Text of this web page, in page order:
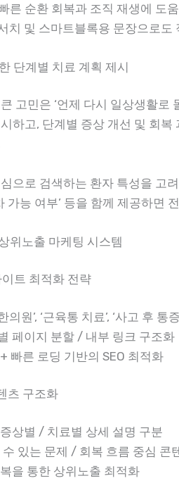
른 순환 회복과 조직 재생에 도
치 및 스마트블록용 문장으로도
단계별 치료 계획 제시
고민은 ‘언제 다시 일상생활로
하고, 단계별 증상 개선 및 회
으로 검색하는 환자 특성을 고
가능 여부’ 등을 함께 제공하면
위노출 마케팅 시스템
트 최적화 전략
의원’, ‘근육통 치료’, ‘사고 후 통
페이지 분할 / 내부 링크 구조화
빠른 로딩 기반의 SEO 최적화
츠 구조화
상별 / 치료별 상세 설명 구분
있는 문제 / 회복 흐름 중심 콘
을 통한 상위노출 최적화